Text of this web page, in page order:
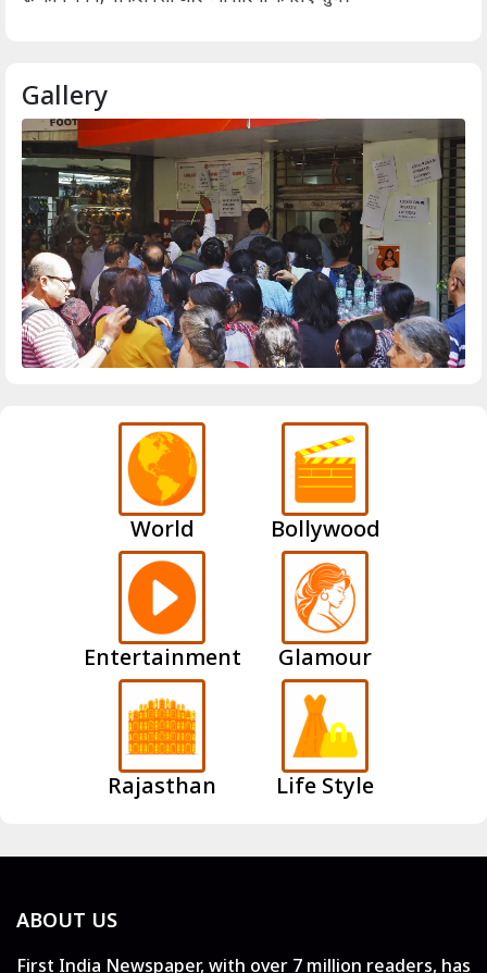
Gallery
World Bollywood
Entertainment Glamour
Rajasthan Life Style
ABOUT US
First India Newspaper, with over 7 million readers, has